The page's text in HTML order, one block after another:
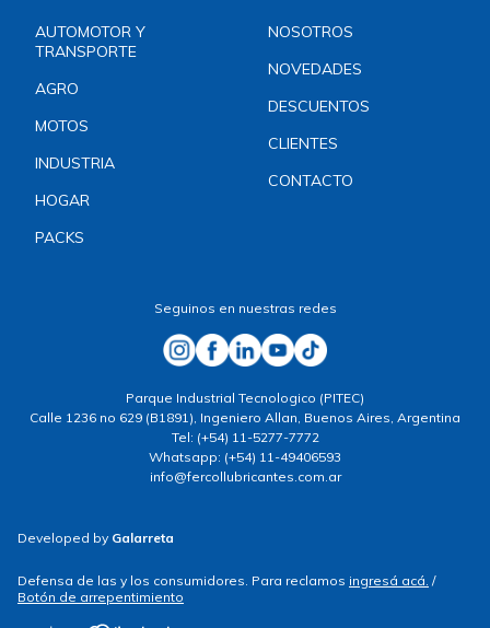
AUTOMOTOR Y
TRANSPORTE
AGRO
MOTOS
INDUSTRIA
HOGAR
PACKS
NOSOTROS
NOVEDADES
DESCUENTOS
CLIENTES
CONTACTO
Seguinos en nuestras redes
Parque Industrial Tecnologico (PITEC)
Calle 1236 no 629 (B1891), Ingeniero Allan, Buenos Aires, Argentina
Tel: (+54) 11-5277-7772
Whatsapp: (+54) 11-49406593
info@fercollubricantes.com.ar
Developed by Galarreta
Defensa de las y los consumidores. Para reclamos ingresá acá. /
Botón de arrepentimiento